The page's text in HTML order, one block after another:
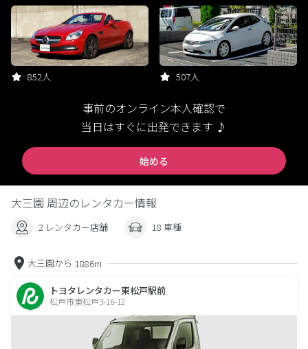
852人 507人
事前のオンライン本人確認で
当日はすぐに出発できます ♪
始める
大三園 周辺のレンタカー情報
2 レンタカー店舗 18 車種
大三園から 1886m
トヨタレンタカー東松戸駅前
松戸市東松戸3-16-12